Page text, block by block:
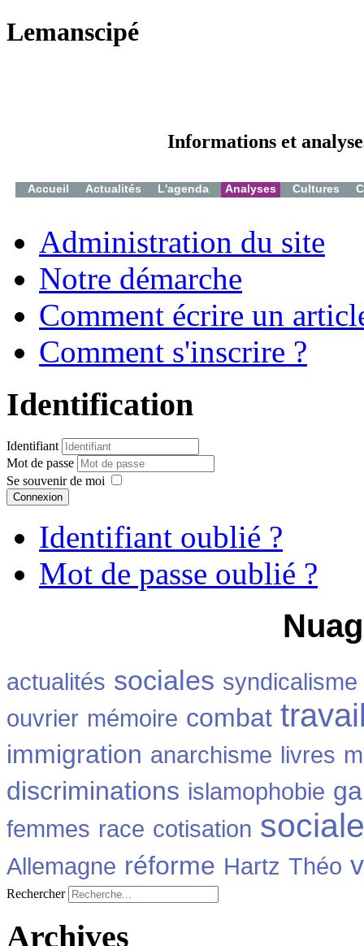
Lemanscipé
Informations et
Accueil Actualités L'agenda Analyses Cultures
Administration du site
Notre démarche
Comment écrire un
Comment s'inscrire ?
Identification
Identifiant
Mot de passe
Se souvenir de moi
Connexion
Identifiant oublié ?
Mot de passe oublié ?
actualités sociales syndicalisme
ouvrier mémoire combat
immigration anarchisme livres
discriminations islamophobie
femmes race cotisation sociale
Allemagne réforme Hartz Théo
Rechercher
Archives